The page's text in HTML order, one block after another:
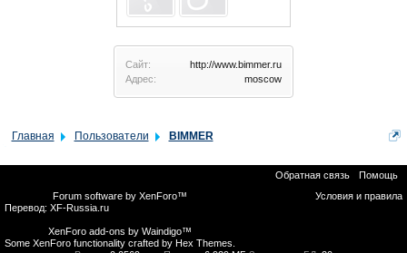
Сайт:
http://www.bimmer.ru
Адрес:
moscow
Главная Пользователи BIMMER
Обратная связь
Помощь
Условия и правила
Forum software by XenForo™
Перевод: XF-Russia.ru
XenForo add-ons by Waindigo™
Some XenForo functionality crafted by Hex Themes